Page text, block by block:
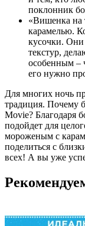
поклонник
«Вишенка на
карамелью.
кусочки. Они
текстур,
особенным –
его нужно
Для многих ночь
традиция. Почему
Movie? Благодаря
подойдет для
мороженым с
поделиться с
всех! А вы уже